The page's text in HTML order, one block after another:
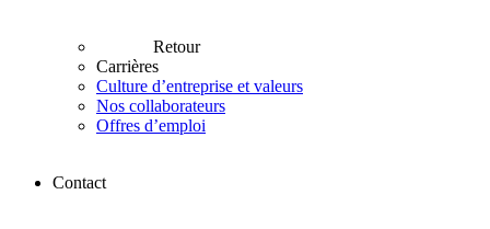
Retour
Carrières
Culture d’entreprise et valeurs
Nos collaborateurs
Offres d’emploi
Contact